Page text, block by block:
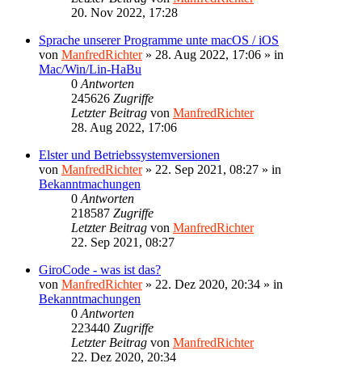
20. Nov 2022, 17:28
Sprache unserer Programme unte macOS / iOS
von ManfredRichter» 28. Aug 2022, 17:06 » in
Mac/Win/Lin-HaBu
0 Antworten
245626 Zugriffe
Letzter Beitrag von ManfredRichter
28. Aug 2022, 17:06
Elster und Betriebssystemversionen
von ManfredRichter» 22. Sep 2021, 08:27 » in
Bekanntmachungen
0 Antworten
218587 Zugriffe
Letzter Beitrag von ManfredRichter
22. Sep 2021, 08:27
GiroCode - was ist das?
von ManfredRichter» 22. Dez 2020, 20:34 » in
Bekanntmachungen
0 Antworten
223440 Zugriffe
Letzter Beitrag von ManfredRichter
22. Dez 2020, 20:34